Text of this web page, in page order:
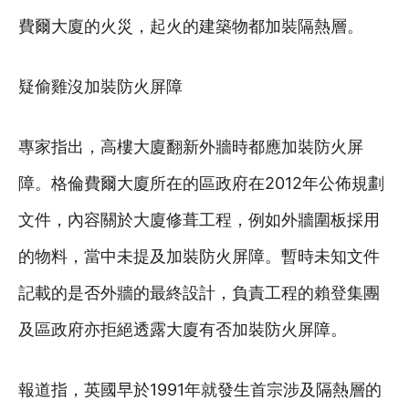
費爾大廈的火災，起火的建築物都加裝隔熱層。
疑偷雞沒加裝防火屏障
專家指出，高樓大廈翻新外牆時都應加裝防火屏
障。格倫費爾大廈所在的區政府在2012年公佈規劃
文件，內容關於大廈修葺工程，例如外牆圍板採用
的物料，當中未提及加裝防火屏障。暫時未知文件
記載的是否外牆的最終設計，負責工程的賴登集團
及區政府亦拒絕透露大廈有否加裝防火屏障。
報道指，英國早於1991年就發生首宗涉及隔熱層的